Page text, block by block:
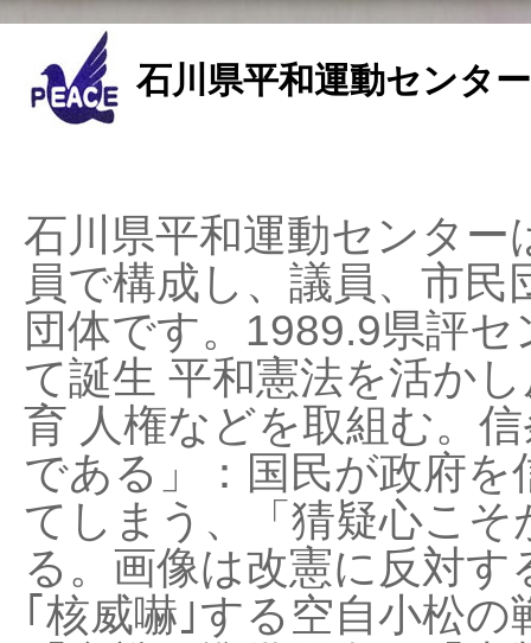
石川県平和運動センタ
石川県平和運動センタ
員で構成し、議員、市
団体です。1989.9県評
て誕生 平和憲法を活か
育 人権などを取組む。
である」：国民が政府
てしまう、「猜疑心こ
る。画像は改憲に反対
｢核威嚇｣する空自小松